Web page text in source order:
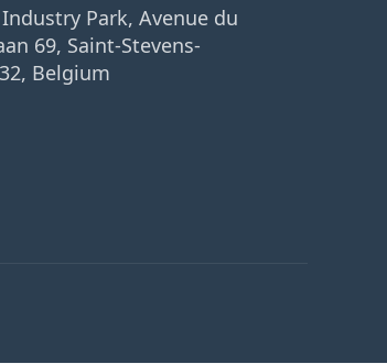
Park, Avenue du
69, Saint-Stevens-
Belgium